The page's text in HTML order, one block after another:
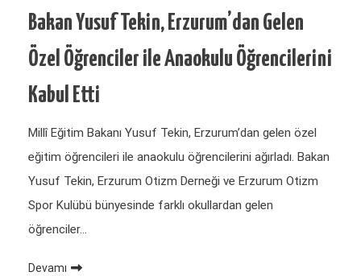
Bakan Yusuf Tekin, Erzurum’dan Gelen
Özel Öğrenciler ile Anaokulu Öğrencilerini
Kabul Etti
Millî Eğitim Bakanı Yusuf Tekin, Erzurum’dan gelen özel
eğitim öğrencileri ile anaokulu öğrencilerini ağırladı. Bakan
Yusuf Tekin, Erzurum Otizm Derneği ve Erzurum Otizm
Spor Kulübü bünyesinde farklı okullardan gelen
öğrenciler…
Devamı